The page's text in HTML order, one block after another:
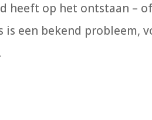
heeft op het ontstaan –
is een bekend probleem,